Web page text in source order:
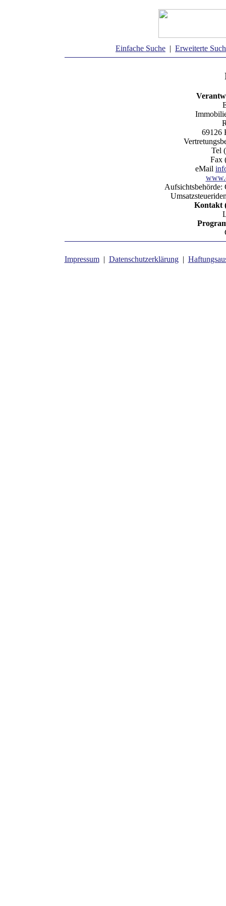
Einfache Suche | Erweiterte
69126
Tel
Fax
eMail
Aufsichtsbehörde:
Kontakt
Impressum| Datenschutzerklärung|